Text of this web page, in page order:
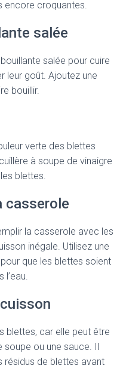
encore croquantes.
salée
salée pour cuire
leur goût. Ajoutez une
bouillir.
verte des blettes
à soupe de vinaigre
blettes.
casserole
la casserole avec les
inégale. Utilisez une
que les blettes soient
blettes, car elle peut être
soupe ou une sauce. Il
résidus de blettes avant